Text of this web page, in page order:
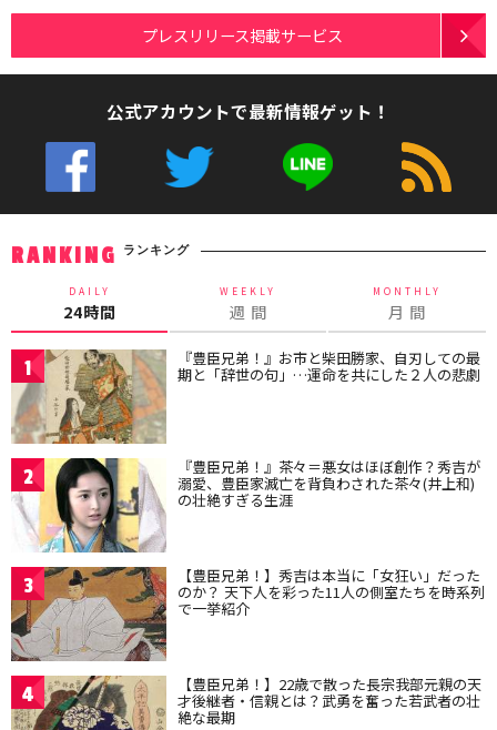
プレスリリース掲載サービス
公式アカウントで最新情報ゲット！
RANKING ランキング
DAILY
24時間
WEEKLY
週 間
MONTHLY
月 間
1 『豊臣兄弟！』お市と柴田勝家、自刃しての最
期と「辞世の句」…運命を共にした２人の悲劇
2 『豊臣兄弟！』茶々＝悪女はほぼ創作？秀吉が
溺愛、豊臣家滅亡を背負わされた茶々(井上和)
の壮絶すぎる生涯
3 【豊臣兄弟！】秀吉は本当に「女狂い」だった
のか？ 天下人を彩った11人の側室たちを時系列
で一挙紹介
4 【豊臣兄弟！】22歳で散った長宗我部元親の天
才後継者・信親とは？武勇を奮った若武者の壮
絶な最期